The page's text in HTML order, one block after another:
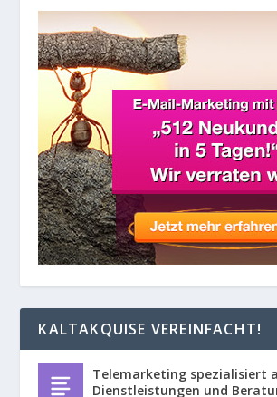
KALTAKQUISE VEREINFACHT!
Telemarketing spezialisiert
Dienstleistungen und